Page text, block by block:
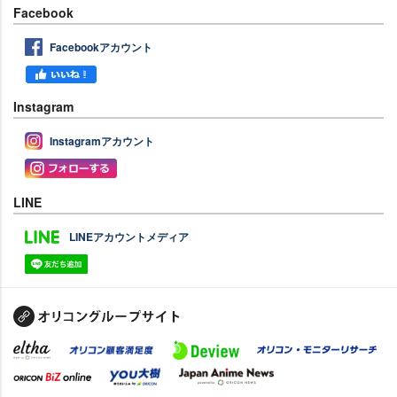
Facebook
Facebookアカウント
Instagram
Instagramアカウント
LINE
LINEアカウントメディア